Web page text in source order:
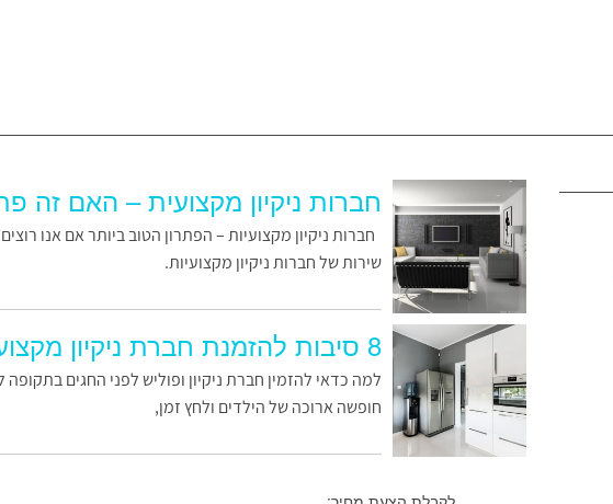
חברות ניקיון מקצועית – האם זה
חברות ניקיון מקצועיות – הפתרון הטוב ביותר אם אנו
שירות של חברות ניקיון מקצועיות.
8 סיבות להזמנת חברת ניקיון מקצועית לפני החגים
למה כדאי להזמין חברת ניקיון ופוליש לפני החגים
חופשה ארוכה של הילדים ולחץ זמן,